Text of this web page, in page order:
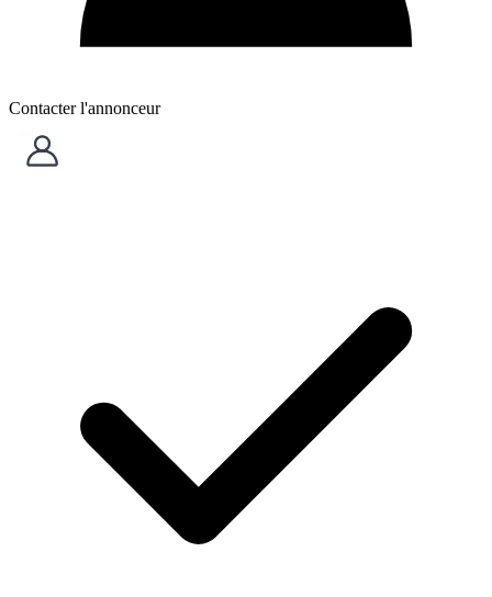
Contacter l'annonceur